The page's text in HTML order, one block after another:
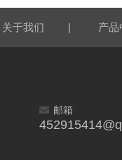
关于我们 | 产品
邮箱